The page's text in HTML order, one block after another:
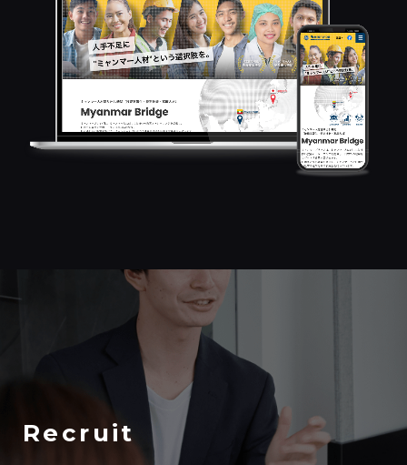
Recruit